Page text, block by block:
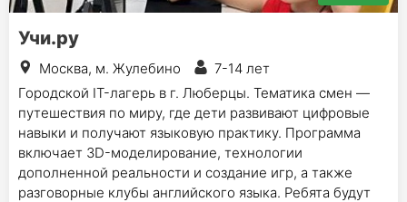
Учи.ру
Москва, м. Жулебино
7-14 лет
Городской IT-лагерь в г. Люберцы. Тематика смен —
путешествия по миру, где дети развивают цифровые
навыки и получают языковую практику. Программа
включает 3D-моделирование, технологии
дополненной реальности и создание игр, а также
разговорные клубы английского языка. Ребята будут